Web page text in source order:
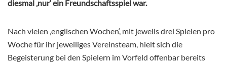
diesmal ‚nur‘ ein Freundschaftsspiel war.
Nach vielen ‚englischen Wochen‘, mit jeweils drei Spielen pro
Woche für ihr jeweiliges Vereinsteam, hielt sich die
Begeisterung bei den Spielern im Vorfeld offenbar bereits